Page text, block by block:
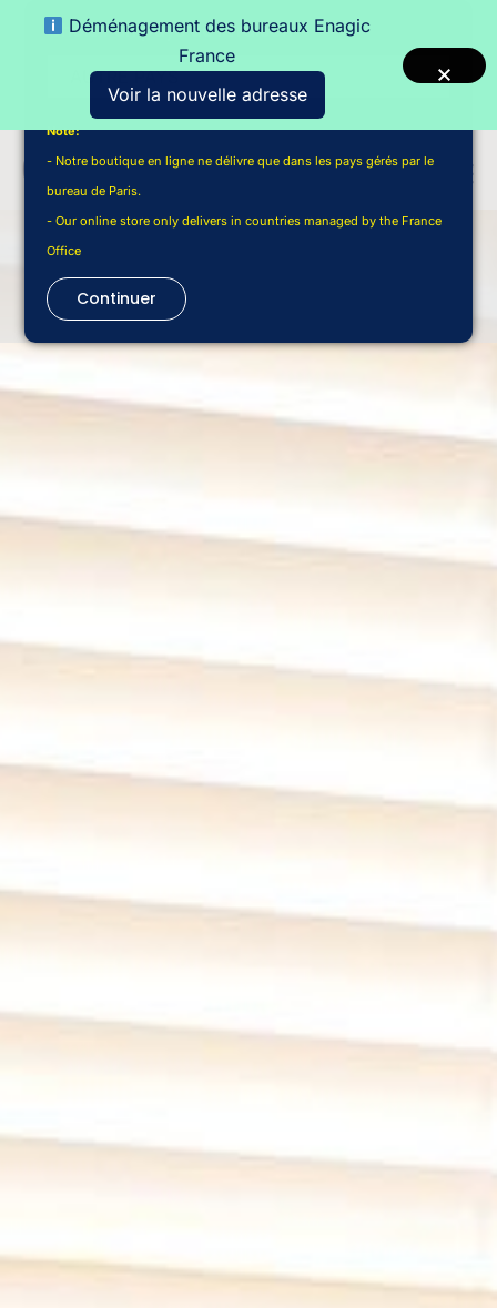
Déménagement des bureaux Enagic
France
Voir la nouvelle adresse
Choisir un pays de livraison
Note:
- Notre boutique en ligne ne délivre que dans les pays gérés par le
bureau de Paris.
- Our online store only delivers in countries managed by the France
Office
Continuer